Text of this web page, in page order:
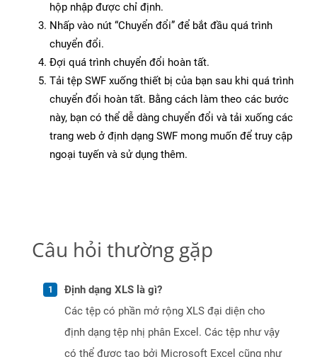
hộp nhập được chỉ định.
Nhấp vào nút “Chuyển đổi” để bắt đầu quá trình
chuyển đổi.
Đợi quá trình chuyển đổi hoàn tất.
Tải tệp SWF xuống thiết bị của bạn sau khi quá trình
chuyển đổi hoàn tất. Bằng cách làm theo các bước
này, bạn có thể dễ dàng chuyển đổi và tải xuống các
trang web ở định dạng SWF mong muốn để truy cập
ngoại tuyến và sử dụng thêm.
Câu hỏi thường gặp
Định dạng XLS là gì?
Các tệp có phần mở rộng XLS đại diện cho
định dạng tệp nhị phân Excel. Các tệp như vậy
có thể được tạo bởi Microsoft Excel cũng như